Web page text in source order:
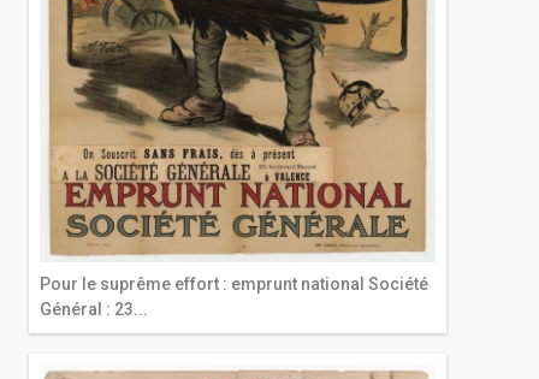
Pour le suprême effort : emprunt national Société
Général : 23...